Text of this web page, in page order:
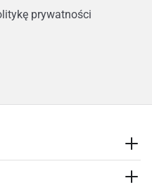
prywatności